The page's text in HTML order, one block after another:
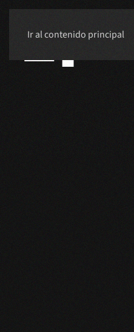
Ir al contenido principal